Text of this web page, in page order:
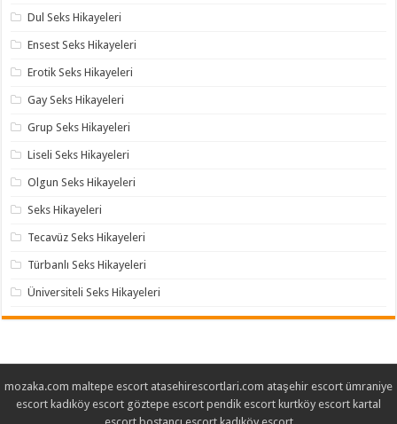
Dul Seks Hikayeleri
Ensest Seks Hikayeleri
Erotik Seks Hikayeleri
Gay Seks Hikayeleri
Grup Seks Hikayeleri
Liseli Seks Hikayeleri
Olgun Seks Hikayeleri
Seks Hikayeleri
Tecavüz Seks Hikayeleri
Türbanlı Seks Hikayeleri
Üniversiteli Seks Hikayeleri
mozaka.com maltepe escort atasehirescortlari.com ataşehir escort ümraniye
escort kadıköy escort göztepe escort pendik escort kurtköy escort kartal